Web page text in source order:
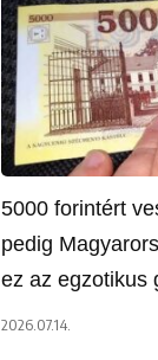
5000 forintért
pedig
ez az egzotikus
2026.07.14.